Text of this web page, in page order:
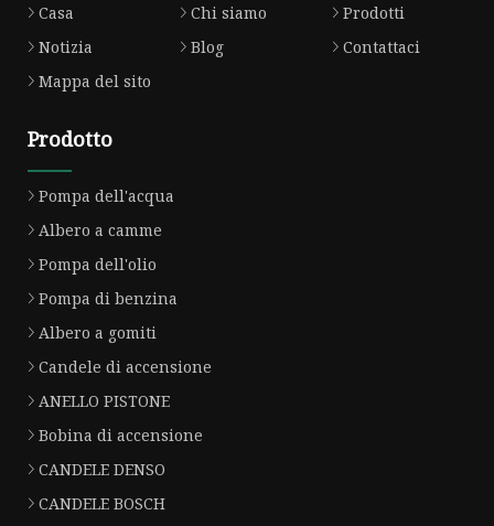
Casa Chi siamo
Prodotti
Notizia
Blog
Contattaci
Mappa del sito
Prodotto
Pompa dell'acqua
Albero a camme
Pompa dell'olio
Pompa di benzina
Albero a gomiti
Candele di accensione
ANELLO PISTONE
Bobina di accensione
CANDELE DENSO
CANDELE BOSCH